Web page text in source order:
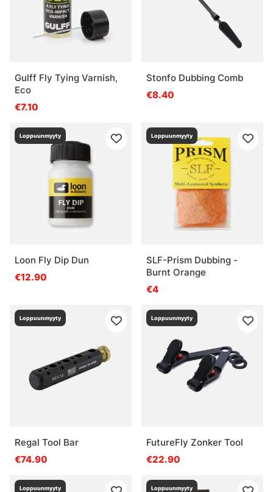
Gulff Fly Tying Varnish,
Eco
€7.10
Stonfo Dubbing Comb
€8.40
Loppuunmyyty
Loon Fly Dip Dun
€12.90
Loppuunmyyty
SLF-Prism Dubbing -
Burnt Orange
€4
Loppuunmyyty
Regal Tool Bar
€74.90
Loppuunmyyty
FutureFly Zonker Tool
€22.90
Loppuunmyyty Loppuunmyyty